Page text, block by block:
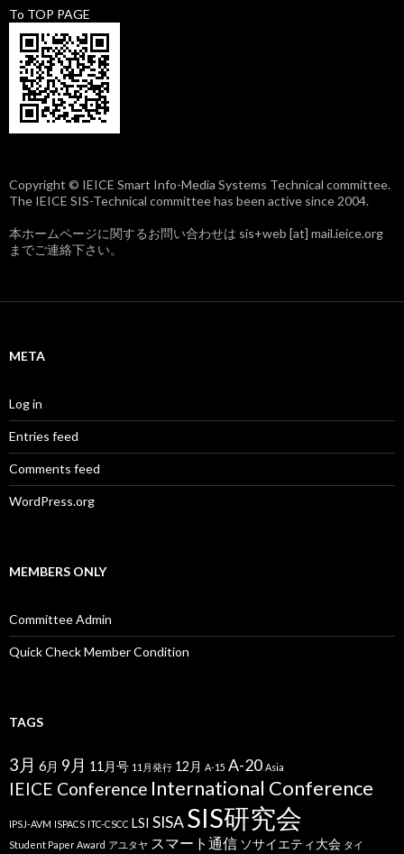
To TOP PAGE
Copyright © IEICE Smart Info-Media Systems Technical committee.
The IEICE SIS-Technical committee has been active since 2004.
本ホームページに関するお問い合わせは sis+web [at] mail.ieice.org
までご連絡下さい。
META
Log in
Entries feed
Comments feed
WordPress.org
MEMBERS ONLY
Committee Admin
Quick Check Member Condition
TAGS
3月 6月 9月 11月号 11月発行 12月 A-15 A-20 Asia
IEICE Conference International Conference
IPSJ-AVM ISPACS ITC-CSCC LSI SISASIS研究会
Student Paper Award アユタヤ スマート通信 ソサイエティ大会 タイ